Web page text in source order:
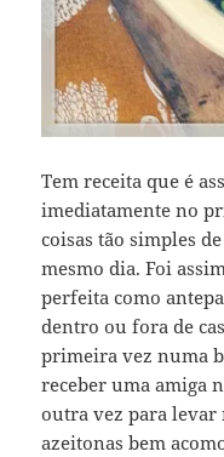
Tem receita que é
imediatamente no
coisas tão simples
mesmo dia. Foi
perfeita como
dentro ou fora de
primeira vez numa
receber uma amiga
outra vez para levar
azeitonas bem